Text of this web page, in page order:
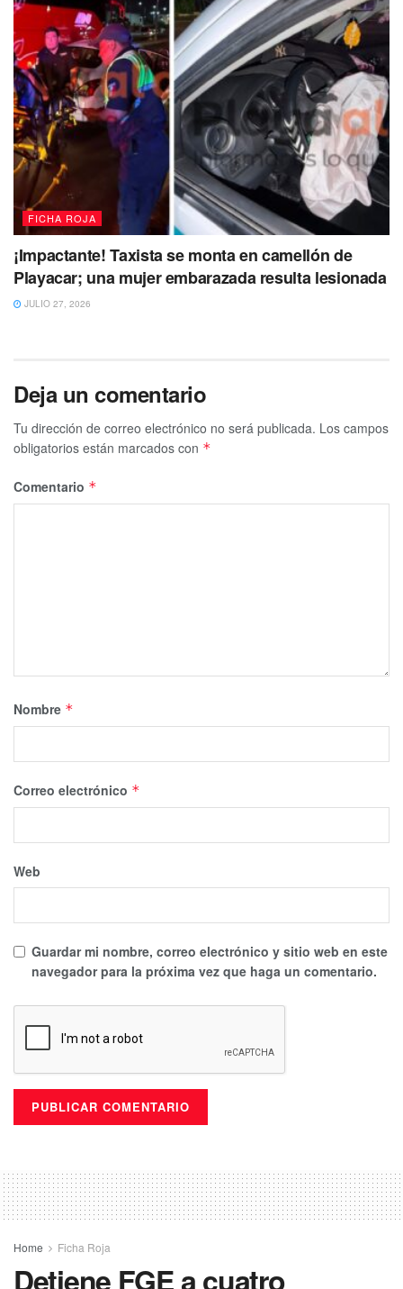
FICHA ROJA
¡Impactante! Taxista se monta en camellón de
Playacar; una mujer embarazada resulta lesionada
JULIO 27, 2026
Deja un comentario
Tu dirección de correo electrónico no será publicada. Los campos
obligatorios están marcados con *
Comentario *
Nombre *
Correo electrónico *
Web
Guardar mi nombre, correo electrónico y sitio web en este
navegador para la próxima vez que haga un comentario.
Home Ficha Roja
Detiene FGE a cuatro